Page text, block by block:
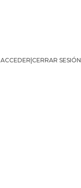
ACCEDER|CERRAR SESIÓN